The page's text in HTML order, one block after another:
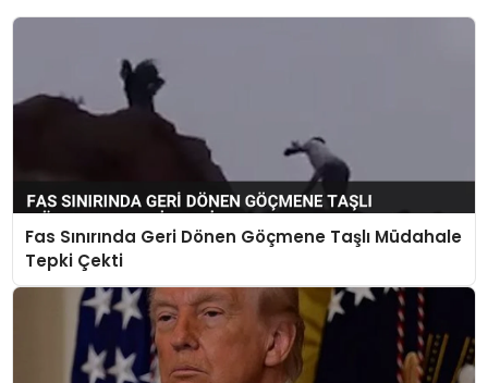
Fas Sınırında Geri Dönen Göçmene Taşlı Müdahale
Tepki Çekti